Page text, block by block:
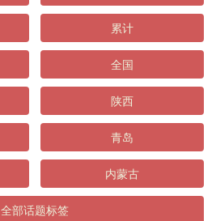
累计
全国
陕西
青岛
内蒙古
全部话题标签